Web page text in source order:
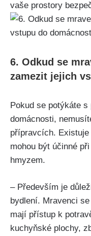
vaše prostory
6. Odkud ​se
zamezit ​jejich
Pokud⁢ se potýkáte
domácnosti,
přípravcích.⁢
mohou být účinné
hmyzem.
– Především ​je⁣
bydlení. Mravenci
mají přístup k
kuchyňské plochy,​